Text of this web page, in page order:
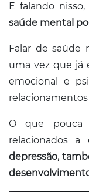
E falando nisso,
saúde mental
Falar de saúde
uma vez que já
emocional e
O que pouca
relacionados a
depressão,